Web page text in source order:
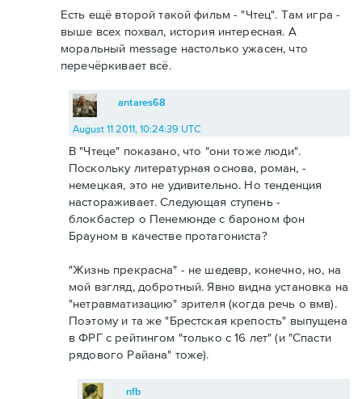
Есть ещё второй такой фильм - "Чтец". Там игра -
выше всех похвал, история интересная. А
моральный message настолько ужасен, что
перечёркивает всё.
antares68
August 11 2011, 10:24:39 UTC
В "Чтеце" показано, что "они тоже люди".
Поскольку литературная основа, роман, -
немецкая, это не удивительно. Но тенденция
настораживает. Следующая ступень -
блокбастер о Пенемюнде с бароном фон
Брауном в качестве протагониста?
"Жизнь прекрасна" - не шедевр, конечно, но, на
мой взгляд, добротный. Явно видна установка на
"нетравматизацию" зрителя (когда речь о вмв).
Поэтому и та же "Брестская крепость" выпущена
в ФРГ с рейтингом "только с 16 лет" (и "Спасти
рядового Райана" тоже).
nfb